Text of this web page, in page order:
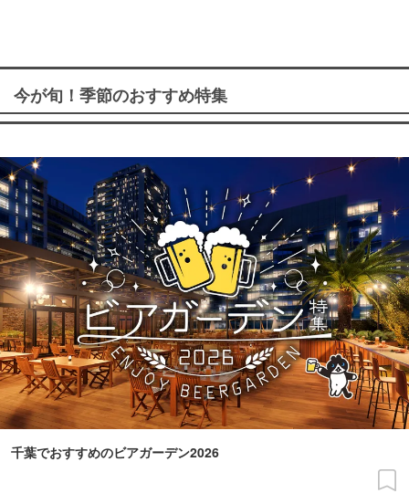
今が旬！季節のおすすめ特集
千葉でおすすめのビアガーデン2026